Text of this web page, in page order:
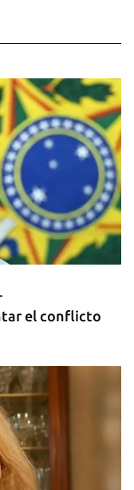
fotovoltaicos
el conflicto